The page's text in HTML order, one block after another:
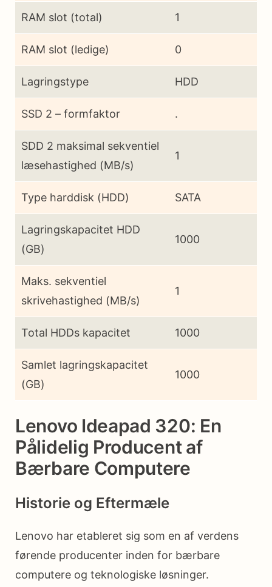
RAM slot (total) 1
RAM slot (ledige) 0
Lagringstype HDD
SSD 2 – formfaktor .
SDD 2 maksimal sekventiel
læsehastighed (MB/s)
1
Type harddisk (HDD) SATA
Lagringskapacitet HDD
(GB)
1000
Maks. sekventiel
skrivehastighed (MB/s)
1
Total HDDs kapacitet 1000
Samlet lagringskapacitet
(GB)
1000
Lenovo Ideapad 320: En
Pålidelig Producent af
Bærbare Computere
Historie og Eftermæle
Lenovo har etableret sig som en af verdens
førende producenter inden for bærbare
computere og teknologiske løsninger.